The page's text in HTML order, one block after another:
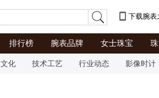
下载腕表
排行榜 腕表品牌 女士珠宝
文化 技术工艺 行业动态 影像时计